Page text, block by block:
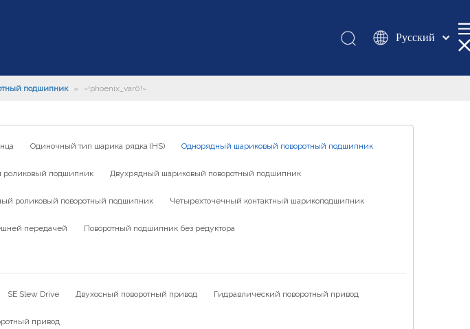
Pусский
românesc
подшипник » ~!phoenix_var0!~
Одиночный тип шарика рядка (HS) Однорядный шариковый поворотный подшипник
роликовый подшипник Двухрядный шариковый поворотный подшипник
роликовый поворотный подшипник Четырехточечный контактный шарикоподшипник
передачей Поворотный подшипник без редуктора
SE Slew Drive Двухосный поворотный привод Гидравлический поворотный привод
привод